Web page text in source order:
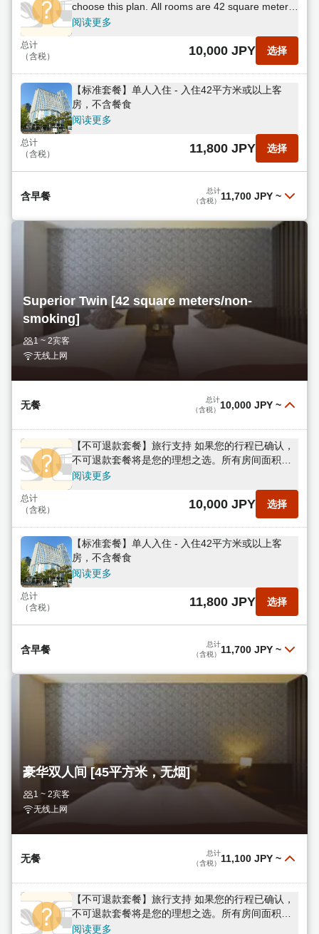
choose this plan. All rooms are 42 square meters
or larger. No meals included.
阅读更多
总计
（含税）
10,000 JPY 选择
【标准套餐】单人入住 - 入住42平方米或以上客
房，不含餐食
阅读更多
总计
（含税）
11,800 JPY 选择
含早餐
总计
（含税） 11,700 JPY ~
【不可退款套餐】旅行支持 如果您的行程已确定，
不可退款套餐将是您的理想之选。所有客房面积均
（含税）
11,700 JPY
【标准套餐】单人入住 - 42平方米以上宽敞客房 -
（含税）
13,800 JPY
Superior Twin [42 square meters/non-
smoking]
1 ~ 2宾客
无线上网
无餐
总计
（含税） 10,000 JPY ~
【不可退款套餐】旅行支持 如果您的行程已确认，
不可退款套餐将是您的理想之选。所有房间面积均
在42平方米以上，不含餐食。
阅读更多
总计
（含税）
10,000 JPY 选择
【标准套餐】单人入住 - 入住42平方米或以上客
房，不含餐食
阅读更多
总计
（含税）
11,800 JPY 选择
含早餐
总计
（含税） 11,700 JPY ~
【不可退款套餐】旅行支持 如果您的行程已确定，
不可退款套餐将是您的理想之选。所有客房面积均
11,700 JPY
【标准套餐】单人入住 - 42平方米以上宽敞客房 -
80多种自助早餐
（含税）
13,800 JPY
豪华双人间 [45平方米，无烟]
1 ~ 2宾客
无线上网
无餐
总计
（含税） 11,100 JPY ~
【不可退款套餐】旅行支持 如果您的行程已确认，
不可退款套餐将是您的理想之选。所有房间面积均
在42平方米以上，不含餐食。
阅读更多